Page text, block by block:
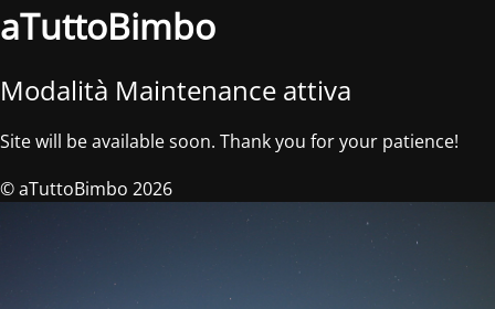
aTuttoBimbo
Modalità Maintenance attiva
Site will be available soon. Thank you for your patience!
© aTuttoBimbo 2026